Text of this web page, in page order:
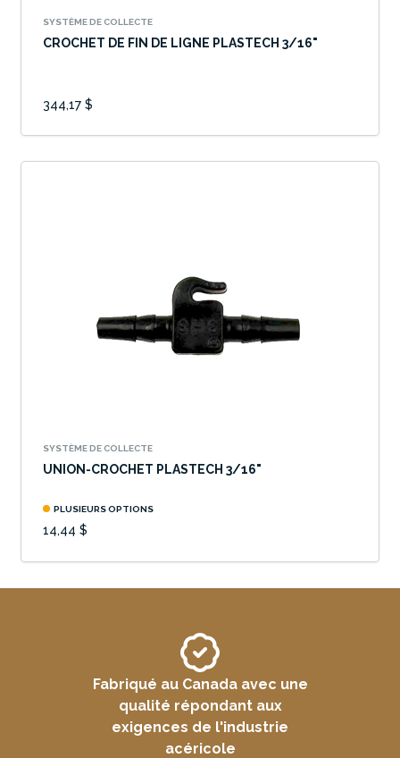
SYSTÈME DE COLLECTE
CROCHET DE FIN DE LIGNE PLASTECH 3/16"
344,17 $
SYSTÈME DE COLLECTE
UNION-CROCHET PLASTECH 3/16"
PLUSIEURS OPTIONS
14,44 $
Fabriqué au Canada avec une
qualité répondant aux
exigences de l'industrie
acéricole